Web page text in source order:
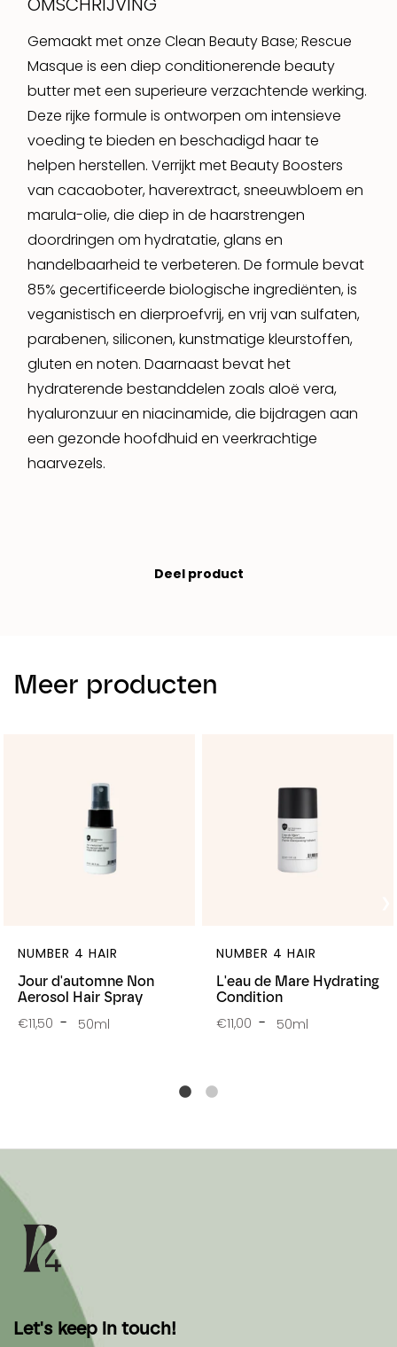
Gemaakt met onze Clean Beauty Base; Rescue
Masque is een diep conditionerende beauty
butter met een superieure verzachtende werking.
Deze rijke formule is ontworpen om intensieve
voeding te bieden en beschadigd haar te
helpen herstellen. Verrijkt met Beauty Boosters
van cacaoboter, haverextract, sneeuwbloem en
marula-olie, die diep in de haarstrengen
doordringen om hydratatie, glans en
handelbaarheid te verbeteren. De formule bevat
85% gecertificeerde biologische ingrediënten, is
veganistisch en dierproefvrij, en vrij van sulfaten,
parabenen, siliconen, kunstmatige kleurstoffen,
gluten en noten. Daarnaast bevat het
hydraterende bestanddelen zoals aloë vera,
hyaluronzuur en niacinamide, die bijdragen aan
een gezonde hoofdhuid en veerkrachtige
haarvezels.
Deel product
Meer producten
Jour d'automne Non
Aerosol Hair Spray
NUMBER 4 HAIR
€11,50 50ml
L'eau de Mare Hydrating
Condition
NUMBER 4 HAIR
€11,00 50ml
Let's keep in touch!